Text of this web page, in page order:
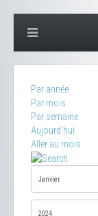
Par année
Par mois
Par semaine
Aujourd'hui
Aller au mois